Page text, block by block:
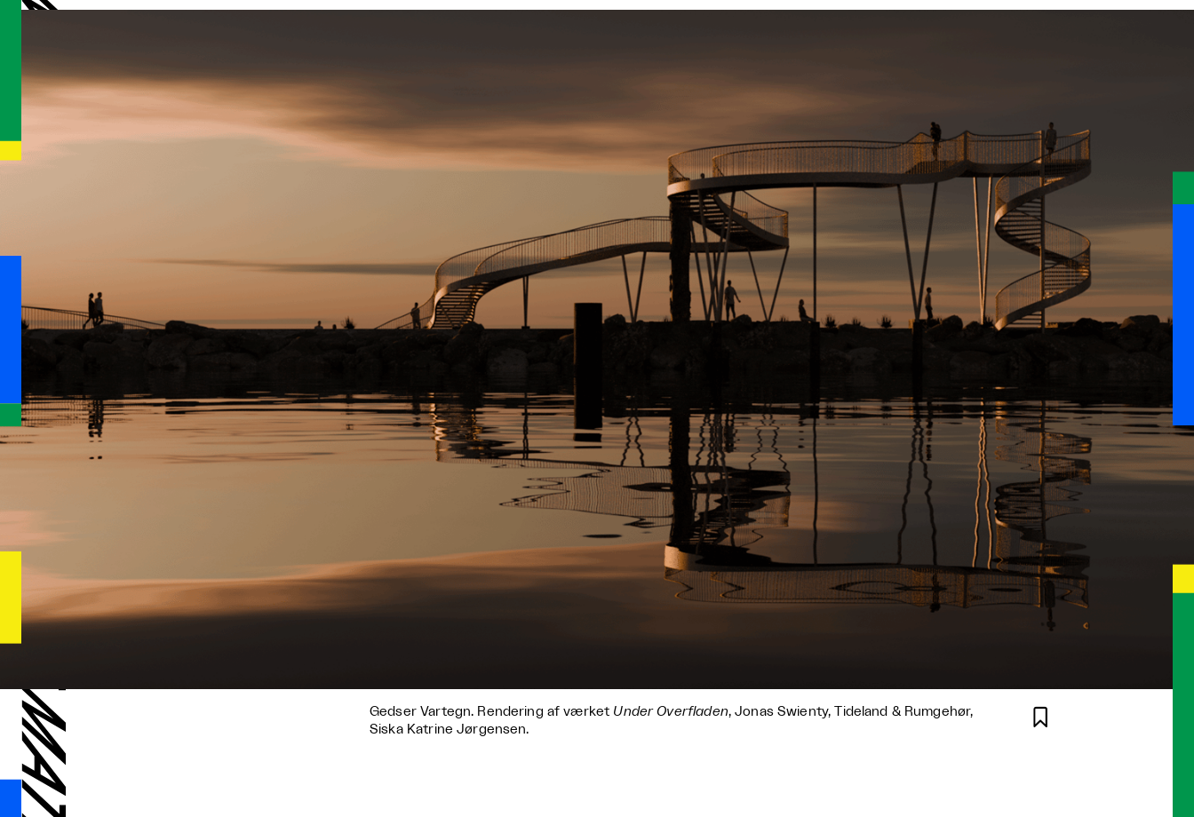
Gedser Vartegn. Rendering af værket Under Overfladen, Jonas Swienty, Tideland & Rumgehør,
Siska Katrine Jørgensen.
